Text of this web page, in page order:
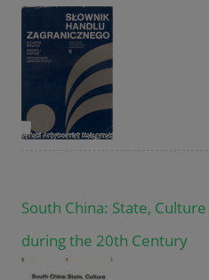
South China: State,
during the 20th Century